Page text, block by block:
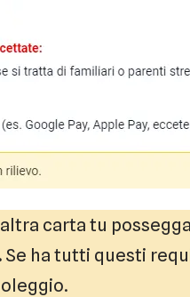
carta tu
Se ha tutti questi